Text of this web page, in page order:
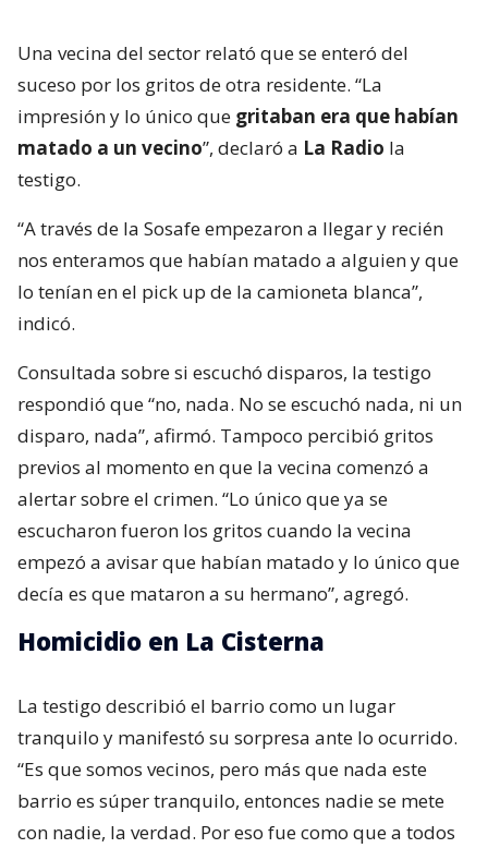
Una vecina del sector relató que se enteró del
suceso por los gritos de otra residente. “La
impresión y lo único que gritaban era que habían
matado a un vecino”, declaró a La Radio la
testigo.
“A través de la Sosafe empezaron a llegar y recién
nos enteramos que habían matado a alguien y que
lo tenían en el pick up de la camioneta blanca”,
indicó.
Consultada sobre si escuchó disparos, la testigo
respondió que “no, nada. No se escuchó nada, ni un
disparo, nada”, afirmó. Tampoco percibió gritos
previos al momento en que la vecina comenzó a
alertar sobre el crimen. “Lo único que ya se
escucharon fueron los gritos cuando la vecina
empezó a avisar que habían matado y lo único que
decía es que mataron a su hermano”, agregó.
Homicidio en La Cisterna
La testigo describió el barrio como un lugar
tranquilo y manifestó su sorpresa ante lo ocurrido.
“Es que somos vecinos, pero más que nada este
barrio es súper tranquilo, entonces nadie se mete
con nadie, la verdad. Por eso fue como que a todos